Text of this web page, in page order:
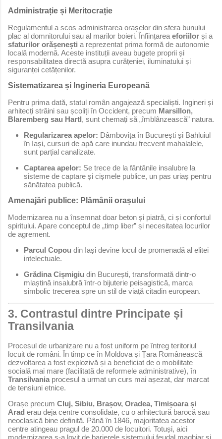
Administrație și Meritocrație
Regulamentul a scos administrarea orașelor din sfera bunului
plac al domnitorului sau al marilor boieri. Înființarea eforiilor și a
sfaturilor orășenești a reprezentat prima formă de autonomie
locală modernă. Aceste instituții aveau bugete proprii și
responsabilitatea directă asupra curățeniei, iluminatului și
siguranței cetățenilor.
Sistematizarea și Ingineria Europeană
Pentru prima dată, statul român angajează specialiști. Ingineri și
arhitecți străini sau școliți în Occident, precum Marsillon,
Blaremberg sau Hartl, sunt chemați să „îmblânzească” natura.
Regularizarea apelor: Dâmbovița în București și Bahluiul
în Iași, cursuri de apă care inundau frecvent mahalalele,
sunt parțial canalizate.
Captarea apelor: Se trece de la fântânile insalubre la
sisteme de captare și cișmele publice, un pas uriaș pentru
sănătatea publică.
Amenajări publice: Plămânii orașului
Modernizarea nu a însemnat doar beton și piatră, ci și confortul
spiritului. Apare conceptul de „timp liber” și necesitatea locurilor
de agrement.
Parcul Copou din Iași devine locul de promenadă al elitei
intelectuale.
Grădina Cișmigiu din București, transformată dintr-o
mlaștină insalubră într-o bijuterie peisagistică, marca
simbolic trecerea spre un stil de viață citadin european.
3. Contrastul dintre Principate și
Transilvania
Procesul de urbanizare nu a fost uniform pe întreg teritoriul
locuit de români. În timp ce în Moldova și Țara Românească
dezvoltarea a fost explozivă și a beneficiat de o mobilitate
socială mai mare (facilitată de reformele administrative), în
Transilvaniaprocesul a urmat un curs mai așezat, dar marcat
de tensiuni etnice.
Orașe precum Cluj, Sibiu, Brașov, Oradea, Timișoara și
Arad erau deja centre consolidate, cu o arhitectură barocă sau
neoclasică bine definită. Până în 1846, majoritatea acestor
centre atingeau pragul de 20.000 de locuitori. Totuși, aici